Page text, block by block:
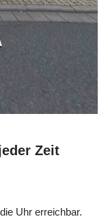
Zeit
Uhr erreichbar.